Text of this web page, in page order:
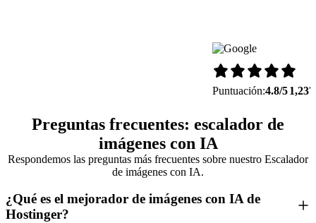
Puntuación:4.8/51,237
Preguntas frecuentes: escalador de
imágenes con IA
Respondemos las preguntas más frecuentes sobre nuestro Escalador
de imágenes con IA.
¿Qué es el mejorador de imágenes con IA de
Hostinger?